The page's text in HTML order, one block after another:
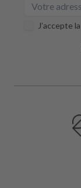
J’accepte la